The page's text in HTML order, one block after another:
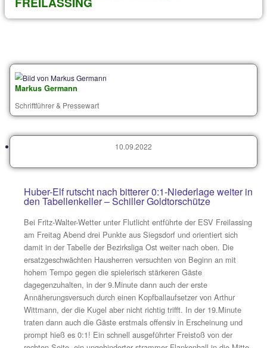
NächsterTSV SIEGSDORF 2 SITZT IM TABELLENKELLER FEST
DERBYPLEITE DES TSV
GEGEN LOKALRIVALEN ESV
FREILASSING
Markus Germann
10.09.2022
Huber-Elf rutscht nach bitterer 0:1-
den Tabellenkeller – Schiller Goldtorschütze